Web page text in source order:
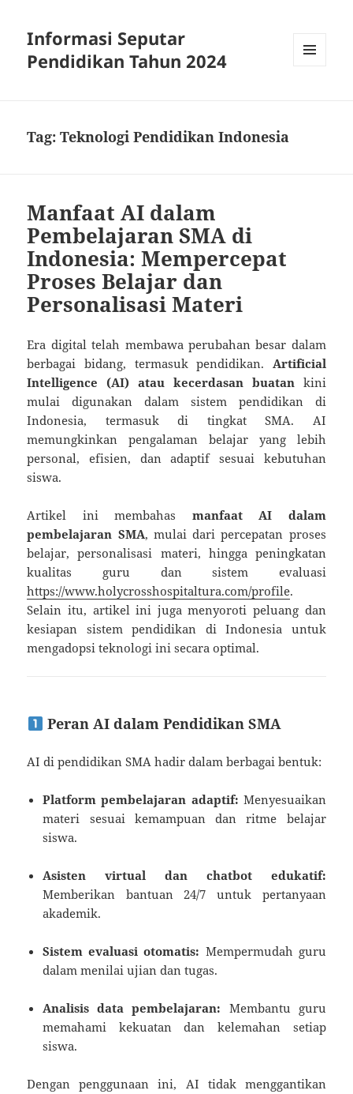
Informasi Seputar
Pendidikan Tahun 2024
Tag:Teknologi Pendidikan Indonesia
Manfaat AI dalam
Pembelajaran SMA di
Indonesia: Mempercepat
Proses Belajar dan
Personalisasi Materi
Era digital telah membawa perubahan besar dalam
berbagai bidang, termasuk pendidikan. Artificial
Intelligence (AI) atau kecerdasan buatankini
mulai digunakan dalam sistem pendidikan di
Indonesia, termasuk di tingkat SMA. AI
memungkinkan pengalaman belajar yang lebih
personal, efisien, dan adaptif sesuai kebutuhan
siswa.
Artikel ini membahas manfaat AI dalam
pembelajaran SMA, mulai dari percepatan proses
belajar, personalisasi materi, hingga peningkatan
kualitas guru dan sistem evaluasi
https://www.holycrosshospitaltura.com/profile.
Selain itu, artikel ini juga menyoroti peluang dan
kesiapan sistem pendidikan di Indonesia untuk
mengadopsi teknologi ini secara optimal.
Peran AI dalam Pendidikan SMA
AI di pendidikan SMA hadir dalam berbagai bentuk:
Platform pembelajaran adaptif: Menyesuaikan
materi sesuai kemampuan dan ritme belajar
siswa.
Asisten virtual dan chatbot edukatif:
Memberikan bantuan 24/7 untuk pertanyaan
akademik.
Sistem evaluasi otomatis: Mempermudah guru
dalam menilai ujian dan tugas.
Analisis data pembelajaran: Membantu guru
memahami kekuatan dan kelemahan setiap
siswa.
Dengan penggunaan ini, AI tidak menggantikan